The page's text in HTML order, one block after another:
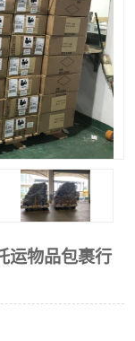
运物品包裹行
快递电话
快递